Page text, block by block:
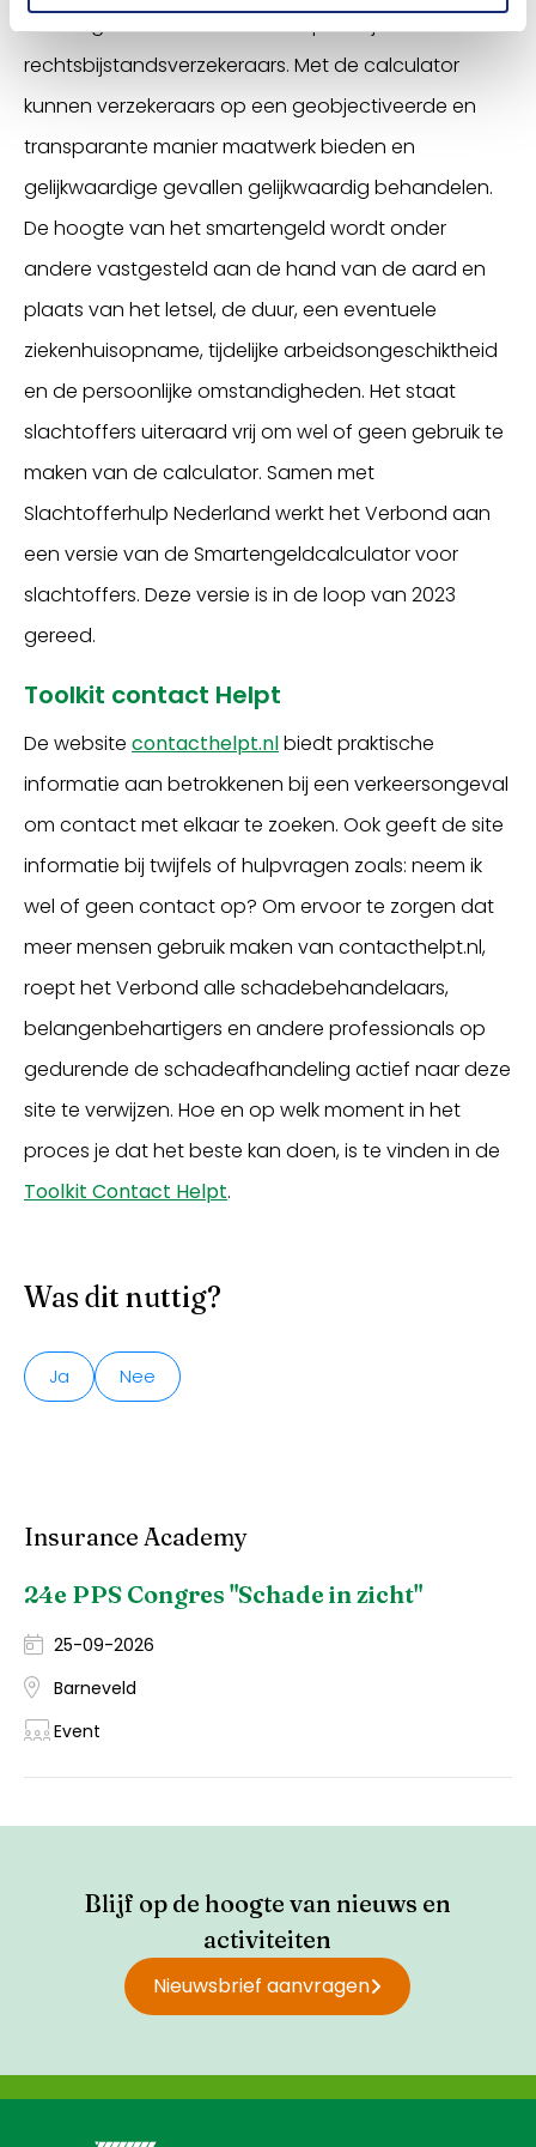
nu aangeboden aan alle aansprakelijkheids- en
rechtsbijstandsverzekeraars. Met de calculator
kunnen verzekeraars op een geobjectiveerde en
transparante manier maatwerk bieden en
gelijkwaardige gevallen gelijkwaardig behandelen.
De hoogte van het smartengeld wordt onder
andere vastgesteld aan de hand van de aard en
plaats van het letsel, de duur, een eventuele
ziekenhuisopname, tijdelijke arbeidsongeschiktheid
en de persoonlijke omstandigheden. Het staat
slachtoffers uiteraard vrij om wel of geen gebruik te
maken van de calculator. Samen met
Slachtofferhulp Nederland werkt het Verbond aan
een versie van de Smartengeldcalculator voor
slachtoffers. Deze versie is in de loop van 2023
gereed.
Toolkit contact Helpt
De website contacthelpt.nlbiedt praktische
informatie aan betrokkenen bij een verkeersongeval
om contact met elkaar te zoeken. Ook geeft de site
informatie bij twijfels of hulpvragen zoals: neem ik
wel of geen contact op? Om ervoor te zorgen dat
meer mensen gebruik maken van contacthelpt.nl,
roept het Verbond alle schadebehandelaars,
belangenbehartigers en andere professionals op
gedurende de schadeafhandeling actief naar deze
site te verwijzen. Hoe en op welk moment in het
proces je dat het beste kan doen, is te vinden in de
Toolkit Contact Helpt.
Was dit nuttig?
Ja Nee
Insurance Academy
24e PPS Congres "Schade in zicht"
25-09-2026
Barneveld
Event
Blijf op de hoogte van nieuws en
activiteiten
Nieuwsbrief aanvragen